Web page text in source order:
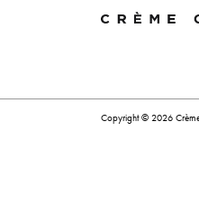
Copyright © 2026